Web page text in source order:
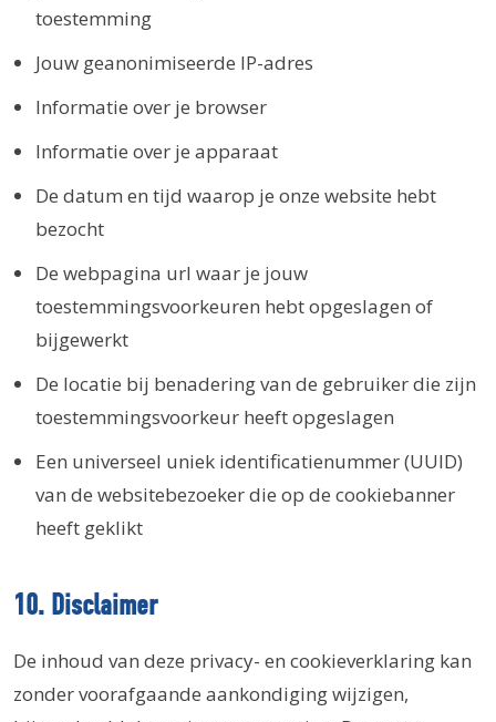
toestemming
Jouw geanonimiseerde IP-adres
Informatie over je browser
Informatie over je apparaat
De datum en tijd waarop je onze website hebt
bezocht
De webpagina url waar je jouw
toestemmingsvoorkeuren hebt opgeslagen of
bijgewerkt
De locatie bij benadering van de gebruiker die zijn
toestemmingsvoorkeur heeft opgeslagen
Een universeel uniek identificatienummer (UUID)
van de websitebezoeker die op de cookiebanner
heeft geklikt
10. Disclaimer
De inhoud van deze privacy- en cookieverklaring kan
zonder voorafgaande aankondiging wijzigen,